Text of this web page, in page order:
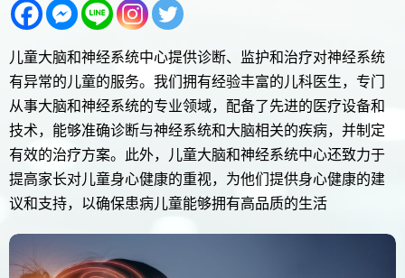
儿童大脑和神经系统中心提供诊断、监护和治疗对神经系统
有异常的儿童的服务。我们拥有经验丰富的儿科医生，专门
从事大脑和神经系统的专业领域，配备了先进的医疗设备和
技术，能够准确诊断与神经系统和大脑相关的疾病，并制定
有效的治疗方案。此外，儿童大脑和神经系统中心还致力于
提高家长对儿童身心健康的重视，为他们提供身心健康的建
议和支持，以确保患病儿童能够拥有高品质的生活